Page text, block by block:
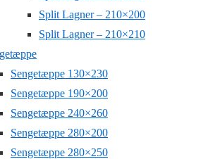
Split Lagner – 210×200
Split Lagner – 210×210
Sengetæppe 130×230
Sengetæppe 190×200
Sengetæppe 240×260
Sengetæppe 280×200
Sengetæppe 280×250